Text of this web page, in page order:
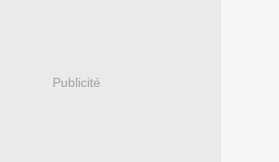
Publicité